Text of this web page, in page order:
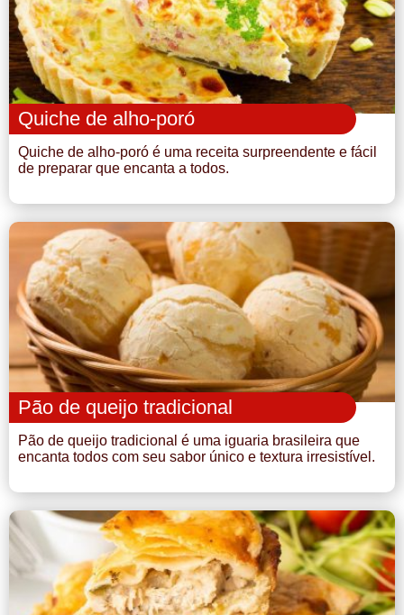
Quiche de alho-poró
Quiche de alho-poró é uma receita surpreendente e fácil
de preparar que encanta a todos.
Pão de queijo tradicional
Pão de queijo tradicional é uma iguaria brasileira que
encanta todos com seu sabor único e textura irresistível.